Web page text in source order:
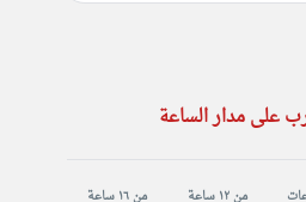
على مدار الساعة
من ١٢ ساعة من ١٦ ساعة